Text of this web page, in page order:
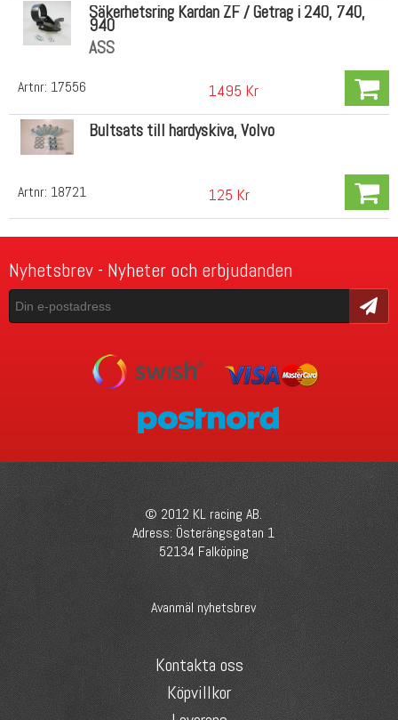
Artnr: 17556
Säkerhetsring Kardan ZF / Getrag i 240, 740,
940
ASS
1495 Kr
Artnr: 18721
Bultsats till hardyskiva, Volvo
125 Kr
Nyhetsbrev - Nyheter och erbjudanden
Skicka
© 2012 KL racing AB.
Adress: Österängsgatan 1
52134 Falköping
Avanmäl nyhetsbrev
Kontakta oss
Köpvillkor